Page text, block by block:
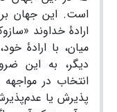
است. این جهان
ارادۀ خداوند
میان، با ارادۀ
دیگر، به این
انتخاب در
پذیرش یا